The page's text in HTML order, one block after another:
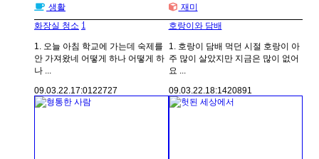
생활
화장실 청소 1
1. 오늘 아침 학교에 가는데 숙제를
안 가져왔네 어떻게 하나 어떻게 하
나 ...
09.03.22.17:0122727
재미
호랑이와 담배
1. 호랑이 담배 먹던 시절 호랑이 아
주 많이 살았지만 지금은 많이 없어
요 ...
09.03.22.18:1420891